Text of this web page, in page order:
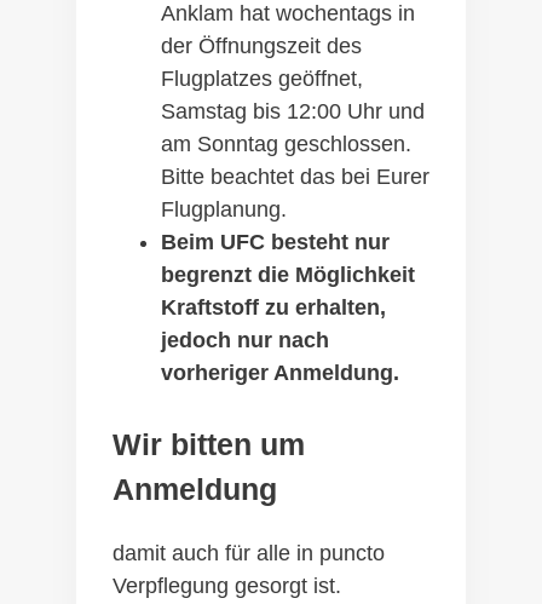
Anklam hat wochentags in
der Öffnungszeit des
Flugplatzes geöffnet,
Samstag bis 12:00 Uhr und
am Sonntag geschlossen.
Bitte beachtet das bei Eurer
Flugplanung.
Beim UFC besteht nur
begrenzt die Möglichkeit
Kraftstoff zu erhalten,
jedoch nur nach
vorheriger Anmeldung.
Wir bitten um
Anmeldung
damit auch für alle in puncto
Verpflegung gesorgt ist.